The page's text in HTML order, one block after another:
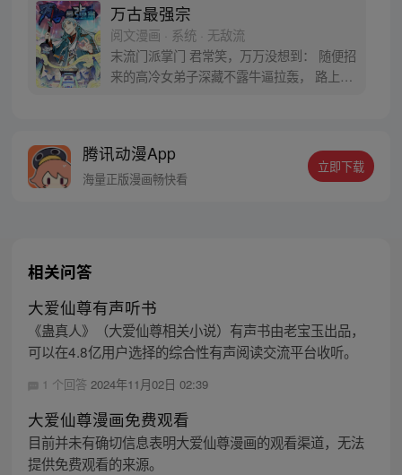
万古最强宗
阅文漫画 · 系统 · 无敌流
末流门派掌门 君常笑，万万没想到： 随便招
来的高冷女弟子深藏不露牛逼拉轰， 路上闭
苍要我末流门派逆天，挡不住啊
腾讯动漫App
海量正版漫画畅快看
立即下载
相关问答
大爱仙尊有声听书
《蛊真人》（大爱仙尊相关小说）有声书由老宝玉出品，
可以在4.8亿用户选择的综合性有声阅读交流平台收听。
1 个回答 2024年11月02日 02:39
大爱仙尊漫画免费观看
目前并未有确切信息表明大爱仙尊漫画的观看渠道，无法
提供免费观看的来源。